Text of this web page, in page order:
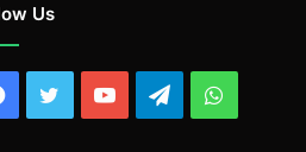
Us
Facebook
TwitterYouTubeTelegram